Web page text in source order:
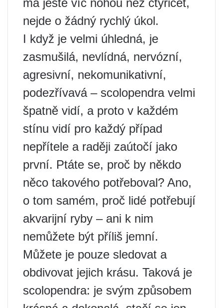
nejde o žádný rychlý úkol.
I když je velmi úhledná, je
zasmušilá, nevlídná, nervózní,
agresivní, nekomunikativní,
podezřívavá – scolopendra velmi
špatně vidí, a proto v každém
stínu vidí pro každý případ
nepřítele a raději zaútočí jako
první. Ptáte se, proč by někdo
něco takového potřeboval? Ano,
o tom samém, proč lidé potřebují
akvarijní ryby – ani k nim
nemůžete být příliš jemní.
Můžete je pouze sledovat a
obdivovat jejich krásu. Taková je
scolopendra: je svým způsobem